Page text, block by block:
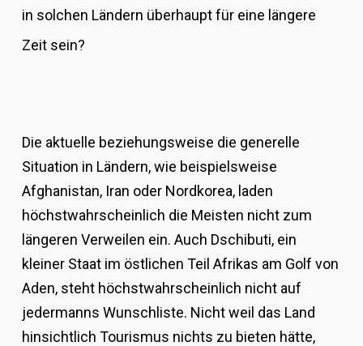
in solchen Ländern überhaupt für eine längere
Zeit sein?
Die aktuelle beziehungsweise die generelle
Situation in Ländern, wie beispielsweise
Afghanistan, Iran oder Nordkorea, laden
höchstwahrscheinlich die Meisten nicht zum
längeren Verweilen ein. Auch Dschibuti, ein
kleiner Staat im östlichen Teil Afrikas am Golf von
Aden, steht höchstwahrscheinlich nicht auf
jedermanns Wunschliste. Nicht weil das Land
hinsichtlich Tourismus nichts zu bieten hätte,